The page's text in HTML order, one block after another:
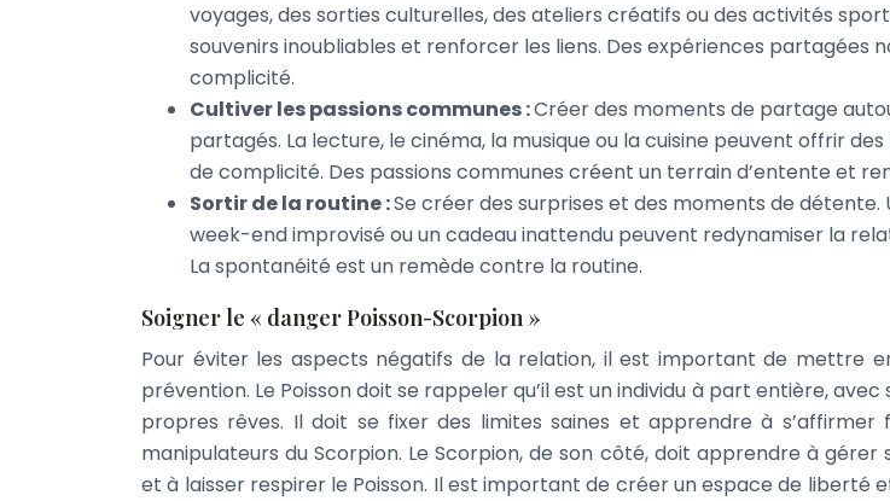
voyages, des sorties culturelles, des ateliers créatifs ou des activités
souvenirs inoubliables et renforcer les liens. Des expériences partagées
complicité.
Cultiver les passions communes :Créer des moments de partage
partagés. La lecture, le cinéma, la musique ou la cuisine peuvent offrir
de complicité. Des passions communes créent un terrain d’entente et
Sortir de la routine :Se créer des surprises et des moments de détente.
week-end improvisé ou un cadeau inattendu peuvent redynamiser la
La spontanéité est un remède contre la routine.
Soigner le « danger Poisson-Scorpion »
Pour éviter les aspects négatifs de la relation, il est important de mettre
prévention. Le Poisson doit se rappeler qu’il est un individu à part entière,
propres rêves. Il doit se fixer des limites saines et apprendre à
manipulateurs du Scorpion. Le Scorpion, de son côté, doit apprendre à
et à laisser respirer le Poisson. Il est important de créer un espace de liberté